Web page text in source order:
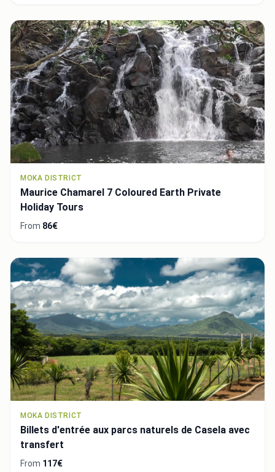
MOKA DISTRICT
Maurice Chamarel 7 Coloured Earth Private
Holiday Tours
From 86€
MOKA DISTRICT
Billets d'entrée aux parcs naturels de Casela avec
transfert
From 117€